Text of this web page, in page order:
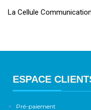
La Cellule Communication
ESPACE
Pré-paiement